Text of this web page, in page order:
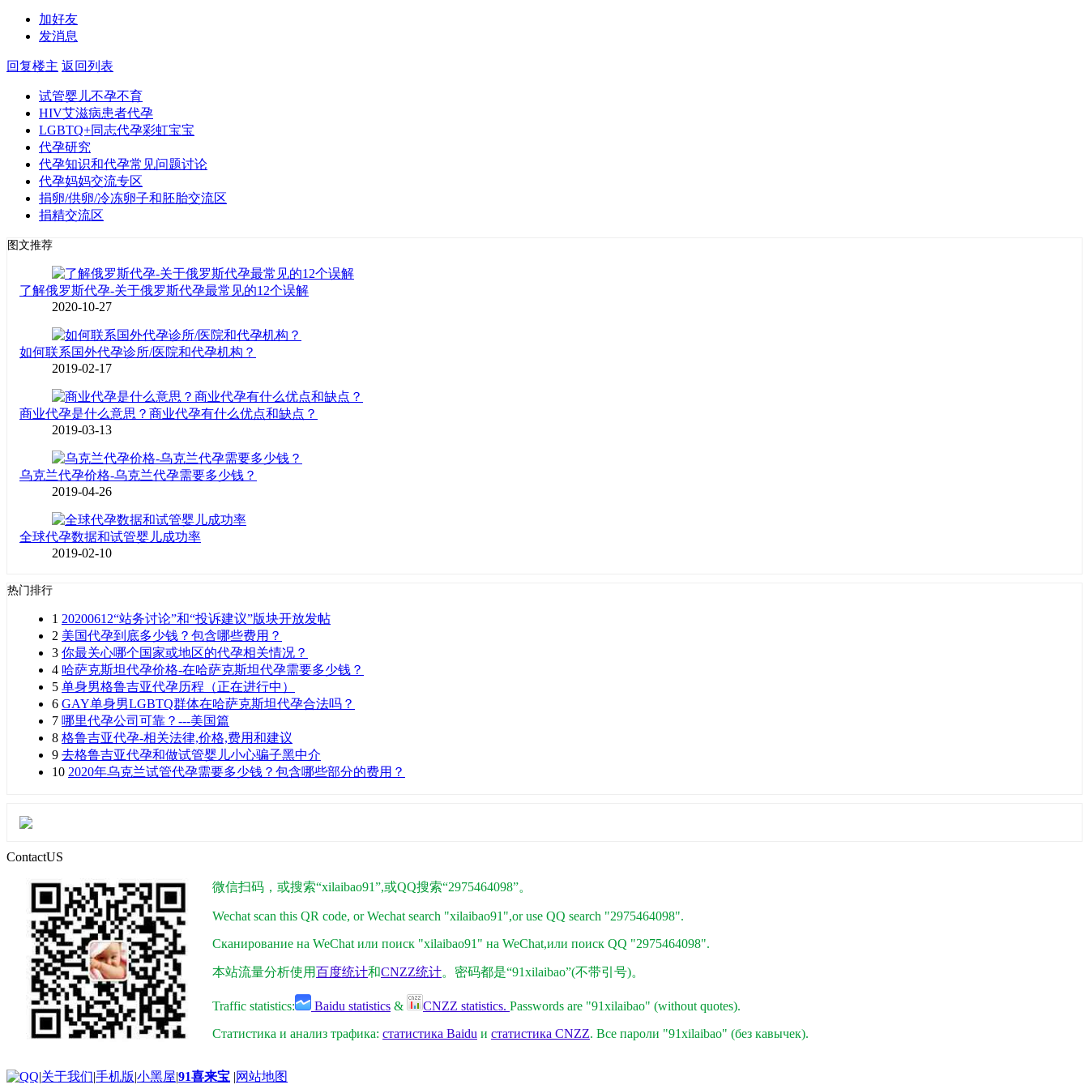
加好友
发消息
回复楼主 返回列表
试管婴儿不孕不育
HIV艾滋病患者代孕
LGBTQ+同志代孕彩虹宝宝
代孕研究
代孕知识和代孕常见问题讨论
代孕妈妈交流专区
捐卵/供卵/冷冻卵子和胚胎交流区
捐精交流区
图文推荐
了解俄罗斯代孕-关于俄罗斯代孕最常见的12个误解
2020-10-27
如何联系国外代孕诊所/医院和代孕机构？
2019-02-17
商业代孕是什么意思？商业代孕有什么优点和缺点？
2019-03-13
乌克兰代孕价格-乌克兰代孕需要多少钱？
2019-04-26
全球代孕数据和试管婴儿成功率
2019-02-10
热门排行
1 20200612“站务讨论”和“投诉建议”版块开放发帖
2 美国代孕到底多少钱？包含哪些费用？
3 你最关心哪个国家或地区的代孕相关情况？
4 哈萨克斯坦代孕价格-在哈萨克斯坦代孕需要多少钱？
5 单身男格鲁吉亚代孕历程（正在进行中）
6 GAY单身男LGBTQ群体在哈萨克斯坦代孕合法吗？
7 哪里代孕公司可靠？---美国篇
8 格鲁吉亚代孕-相关法律,价格,费用和建议
9 去格鲁吉亚代孕和做试管婴儿小心骗子黑中介
10 2020年乌克兰试管代孕需要多少钱？包含哪些部分的费用？
ContactUS
微信扫码，或搜索“xilaibao91”,或QQ搜索“2975464098”。
Wechat scan this QR code, or Wechat search "xilaibao91",or use QQ search "2975464098".
Сканирование на WeChat или поиск "xilaibao91" на WeChat,или поиск QQ "2975464098".
本站流量分析使用百度统计和CNZZ统计。密码都是“91xilaibao”(不带引号)。
Traffic statistics: Baidu statistics & CNZZ statistics. Passwords are "91xilaibao" (without quotes).
Статистика и анализ трафика: статистика Baidu и статистика CNZZ. Все пароли "91xilaibao" (без кавычек).
|关于我们|手机版|小黑屋|91喜来宝 |网站地图